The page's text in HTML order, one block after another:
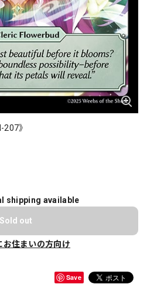
》
shipping available
Sold out
お住まいの方向け
Save